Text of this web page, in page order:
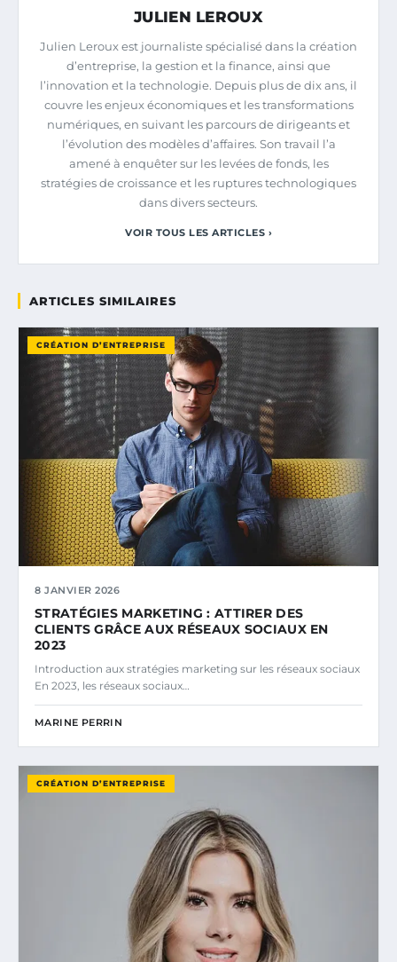
JULIEN LEROUX
Julien Leroux est journaliste spécialisé dans la création
d’entreprise, la gestion et la finance, ainsi que
l’innovation et la technologie. Depuis plus de dix ans, il
couvre les enjeux économiques et les transformations
numériques, en suivant les parcours de dirigeants et
l’évolution des modèles d’affaires. Son travail l’a
amené à enquêter sur les levées de fonds, les
stratégies de croissance et les ruptures technologiques
dans divers secteurs.
VOIR TOUS LES ARTICLES ›
ARTICLES SIMILAIRES
CRÉATION D’ENTREPRISE
8 JANVIER 2026
STRATÉGIES MARKETING : ATTIRER DES
CLIENTS GRÂCE AUX RÉSEAUX SOCIAUX EN
2023
Introduction aux stratégies marketing sur les réseaux sociaux
En 2023, les réseaux sociaux…
MARINE PERRIN
CRÉATION D’ENTREPRISE